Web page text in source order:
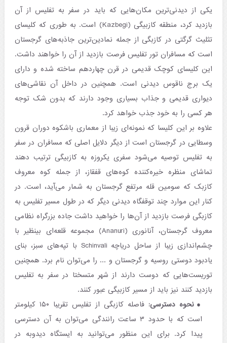
یکی از دیدنی‌ترین مکان‌هایی که باید در سفر به تفلیس از آن
بازدید کرد، منطقه کازبیگی (Kazbegi) است. به طوری که کلیسای
تثلیث گرگتی در کازبگی از جمله نمادین‌ترین جاذبه‌های گرجستان
است که مسافران تور تفلیس فرصت بازدید از آن را خواهند داشت.
این کلیسای کوچک قدیمی در قرن چهاردهم ساخته شده و دارای
یک برج ناقوس دیدنی است. همچنین در داخل آن نقاشی‌های
دیواری قدیمی و جذاب بسیاری وجود دارند که بدون شک توجه
هر کسی را به خود جذب خواهد کرد.
علاوه بر این کلیسا که نمونه‌ای زیبا از معماری باشکوه دوران قرون
وسطایی در گرجستان است از دیگر دلایل اصلی که مسافران در سفر
به تفلیس توصیه می‌شود سفری یکروزه به کازبیگی ترتیب دهند
تماشای منظره خیره‌کننده کوه‌های قفقاز، از جمله کوه معروف
کازبک که سومین قله مرتفع گرجستان به شمار می‌آید، است. در
کنار این موارد چند توقفگاه دیدنی دیگر که در طول مسیر تفلیس به
کازبگی فرصت بازدید از آن‌ها را خواهید داشت جاده بزرگراه نظامی
معروف گرجستان، آنانوری (Ananuri) مجموعه قلعه‌ای بینظیر با
چشم‌اندازی زیبا از ساحل دریاچه Schinvali با تپه‌های سبز، بنای
یادبود دوستی روسیه و گرجستان و ... را می‌توان نام برد. همچنین
توریست‌هایی که دوست دارند از شهر متسختا در سفر به تفلیس
بازدید کنند نیز باید از مسیر کازبیگی عبور کنند.
نحوه دسترسی:
فاصله کازبگی از تفلیس تقریبا ۱۵۰ کیلومتر
است که با حدود ۳ ساعت رانندگی می‌توان به آن دسترسی
پیدا کرد. برای این منظور می‌توانید به ایستگاه دیدوبه در